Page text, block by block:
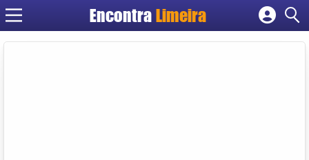
Encontra Limeira
Cadastrar empresa